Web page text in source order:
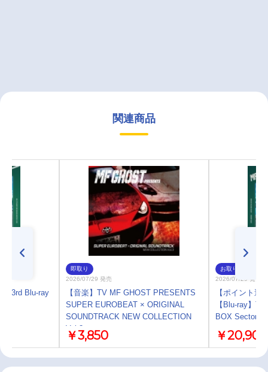
関連商品
ト3rd Blu-ray
即取り
2026/07/29 発売
【音楽】TV MF GHOST PRESENTS
SUPER EUROBEAT × ORIGINAL
SOUNDTRACK NEW COLLECTION
Vol.3
￥3,850
お取り寄せ
2026/07/29 発売
【ポイント還
【Blu-ray】
BOX Sector2
￥20,900